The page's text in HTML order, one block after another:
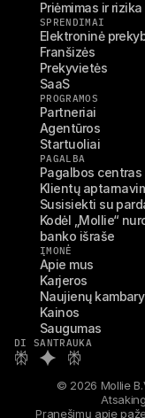
Priėmimas ir rizika
SPRENDIMAI
Elektroninė
Franšizės
Prekyvietės
SaaS
PROGRAMOS
Partneriai
Agentūros
Startuoliai
PAGALBA
Pagalbos centras
Klientų
Susisiekti su
Kodėl „Mollie“
banko išraše
ĮMONĖ
Apie mus
Karjeros
Naujienų
Kainos
Saugumas
DI SANTRAUKA
© 2026 Mollie
Pranešimų apie